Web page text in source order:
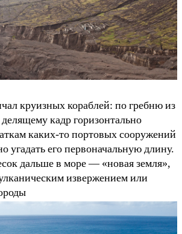
круизных кораблей: по гребню из
кадр горизонтально
каких-то портовых сооружений
угадать его первоначальную длину.
дальше в море — «новая земля»,
извержением или